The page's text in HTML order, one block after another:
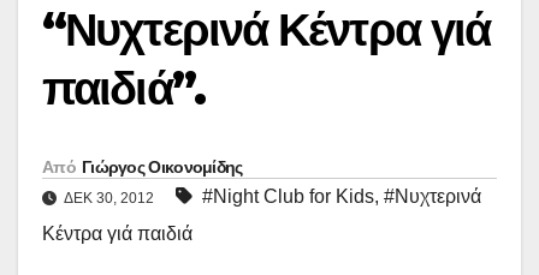
“Νυχτερινά Κέντρα γιά
παιδιά”.
Από Γιώργος Οικονομίδης
ΔΕΚ 30, 2012 #Night Club for Kids, #Νυχτερινά
Κέντρα γιά παιδιά